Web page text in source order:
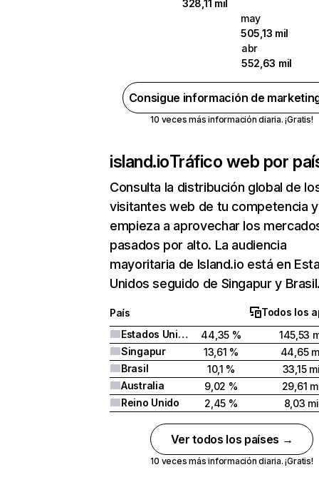
328,11 mil
may
505,13 mil
abr
552,63 mil
Consigue información de
10 veces más información diaria. ¡Gratis!
island.ioTráfico web por
Consulta la distribución global de
visitantes web de tu competencia y
empieza a aprovechar los
pasados por alto. La audiencia
mayoritaria de Island.io está en
Unidos seguido de Singapur y
País
Todos los
Estados Unidos
44,35 %
145,53
Singapur
13,61 %
44,65
Brasil
10,1 %
33,15
Australia
9,02 %
29,61
Reino Unido
2,45 % 8,03
Ver todos los países →
10 veces más información diaria. ¡Gratis!